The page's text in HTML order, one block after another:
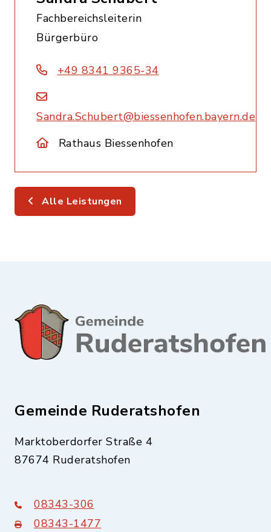
Fachbereichsleiterin
Bürgerbüro
+49 8341 9365-34
Sandra.Schubert@biessenhofen.bayern.de
Rathaus Biessenhofen
Alle Leistungen
Gemeinde Ruderatshofen
Marktoberdorfer Straße 4
87674 Ruderatshofen
08343-306
08343-1477